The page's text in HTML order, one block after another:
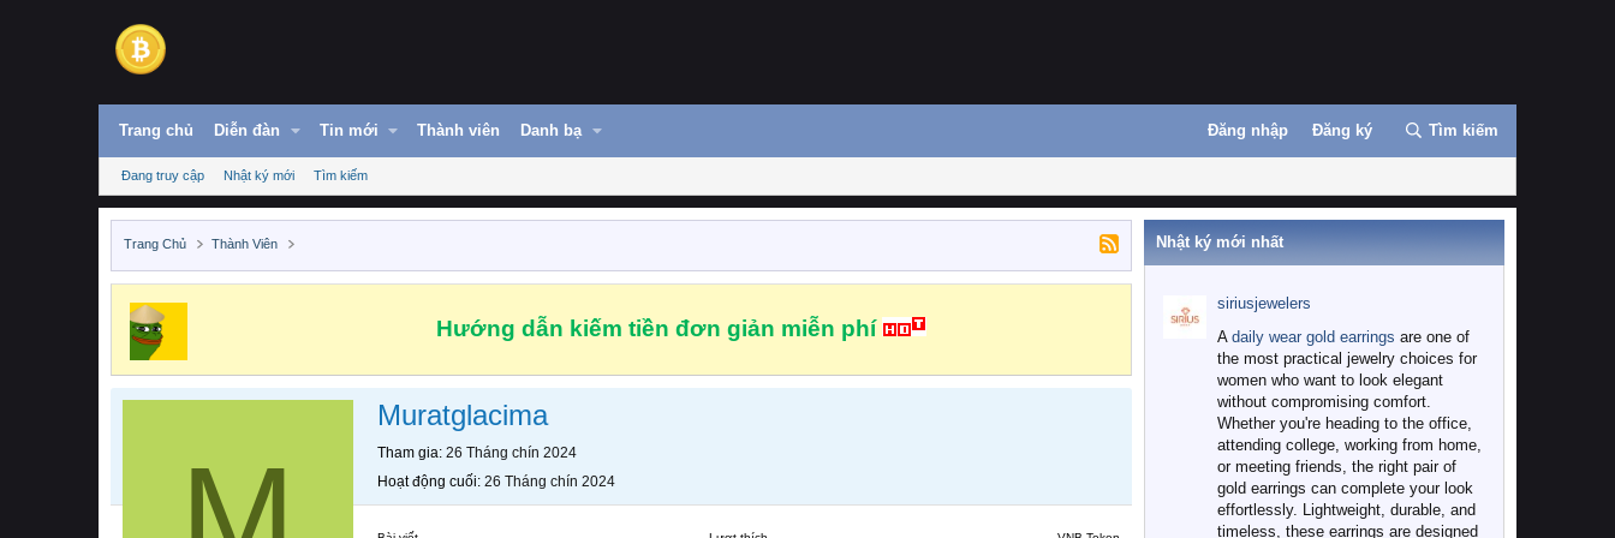
Trang chủ Diễn đàn Tin mới Thành viên Danh bạ Đăng nhập Đăng ký Tìm kiếm
Đang truy cập Nhật ký mới Tìm kiếm
Trang Chủ Thành Viên
Hướng dẫn kiếm tiền đơn giản miễn phí
Muratglacima
Tham gia 26 Tháng chín 2024
Hoạt động cuối 26 Tháng chín 2024
Nhật ký mới nhất
siriusjewelers
A daily wear gold earrings are one of
the most practical jewelry choices for
women who want to look elegant
without compromising comfort.
Whether you're heading to the office,
attending college, working from home,
or meeting friends, the right pair of
gold earrings can complete your look
effortlessly. Lightweight, durable, and
timeless, these earrings are designed